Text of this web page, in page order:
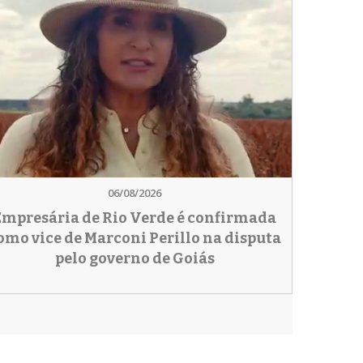
06/08/2026
de Rio Verde é confirmada
vice de Marconi Perillo na disputa
pelo governo de Goiás